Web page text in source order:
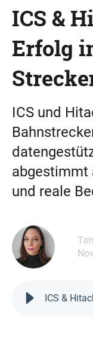
ICS &
Erfolg
ICS und
abgestimmt
und reale